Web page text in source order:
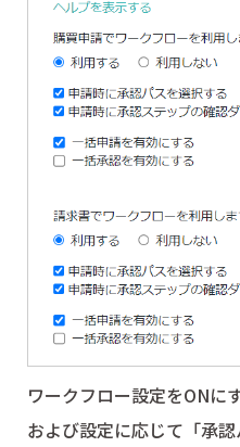
ワークフロー設定をONに
および設定に応じて「承認